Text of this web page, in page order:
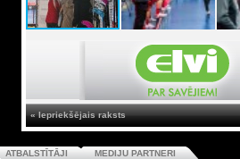
« Iepriekšējais raksts
ATBALSTĪTĀJI MEDIJU PARTNERI